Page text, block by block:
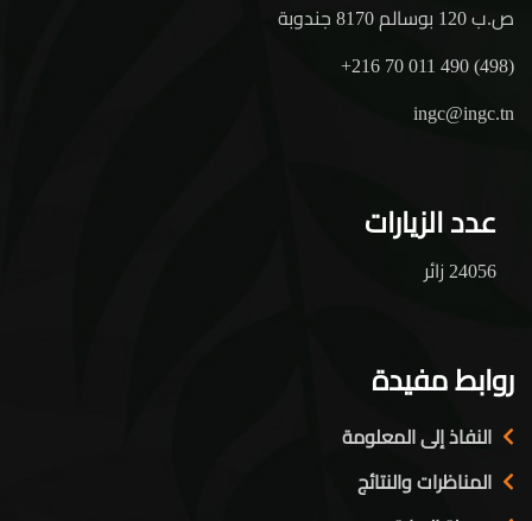
ص.ب 120 بوسالم 8170 جندوبة
+216 70 011 490 (498)
ingc@ingc.tn
عدد الزيارات
24056 زائر
روابط مفيدة
النفاذ إلى المعلومة
المناظرات والنتائج